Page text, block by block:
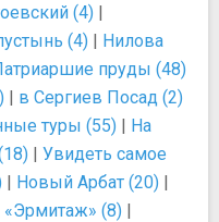
(4) |
(4) | Нилова
пруды (48)
| в Сергиев Посад (2)
туры (55) | На
| Увидеть самое
| Новый Арбат (20) |
«Эрмитаж» (8) |